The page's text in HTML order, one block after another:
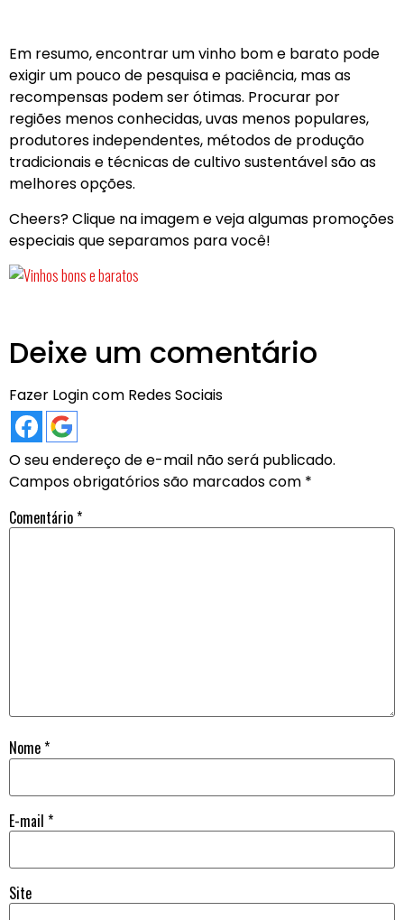
Em resumo, encontrar um vinho bom e barato pode
exigir um pouco de pesquisa e paciência, mas as
recompensas podem ser ótimas. Procurar por
regiões menos conhecidas, uvas menos populares,
produtores independentes, métodos de produção
tradicionais e técnicas de cultivo sustentável são as
melhores opções.
Cheers? Clique na imagem e veja algumas promoções
especiais que separamos para você!
Deixe um comentário
Fazer Login com Redes Sociais
O seu endereço de e-mail não será publicado.
Campos obrigatórios são marcados com *
Comentário*
Nome*
E-mail *
Site